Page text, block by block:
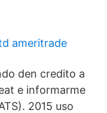
ameritrade
den credito a
e informarme
2015 uso